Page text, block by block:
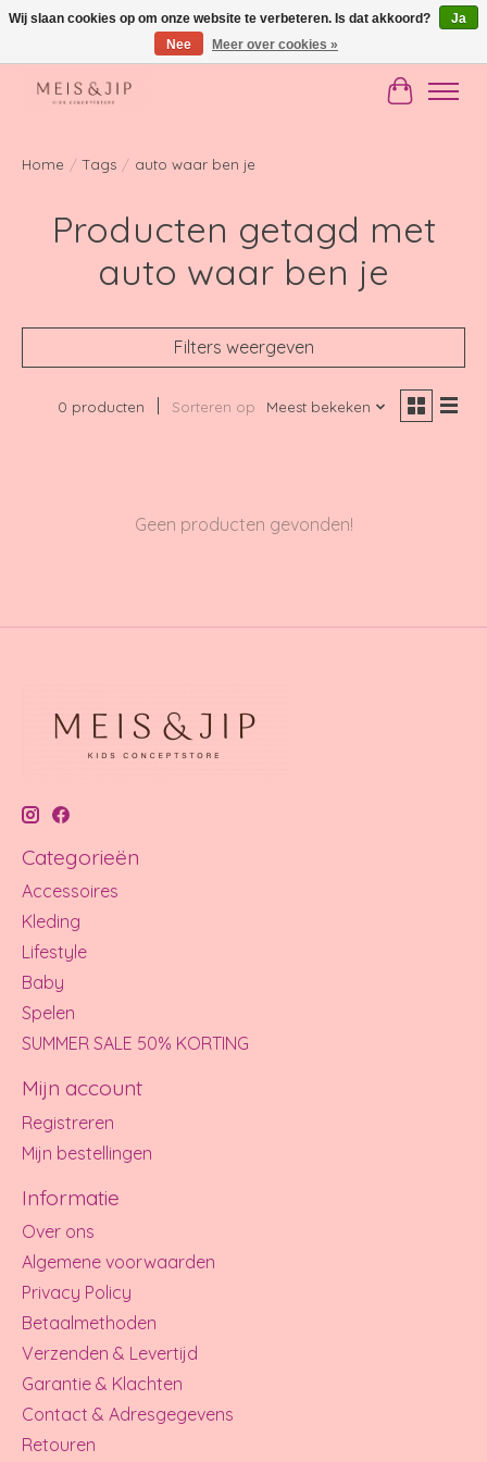
Gratis verzending in NL vanaf €150
Home / Tags / auto waar ben je
Producten getagd met
auto waar ben je
Filters weergeven
0 producten Sorteren op Meest bekeken
Geen producten gevonden!
Categorieën
Accessoires
Kleding
Lifestyle
Baby
Spelen
SUMMER SALE 50% KORTING
Mijn account
Registreren
Mijn bestellingen
Informatie
Over ons
Algemene voorwaarden
Privacy Policy
Betaalmethoden
Verzenden & Levertijd
Garantie & Klachten
Contact & Adresgegevens
Retouren
Wij slaan cookies op om onze website te verbeteren. Is dat akkoord?
Ja
Nee
Meer over cookies »